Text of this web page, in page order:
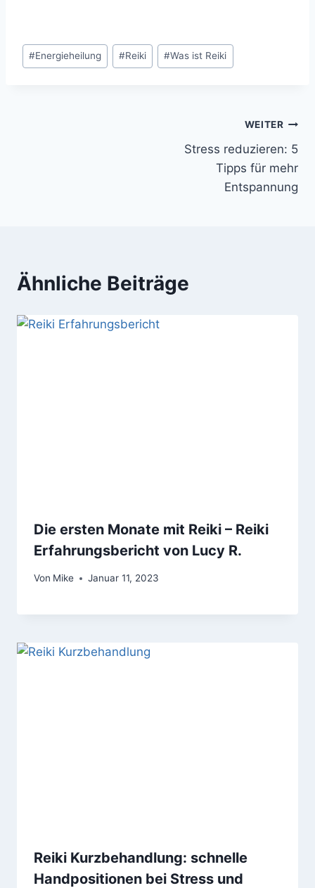
Schlagworte:
#Energieheilung #Reiki #Was ist Reiki
WEITER
Stress reduzieren: 5
Tipps für mehr
Entspannung
Ähnliche Beiträge
Die ersten Monate mit Reiki – Reiki
Erfahrungsbericht von Lucy R.
Von Mike Januar 11, 2023
Reiki Kurzbehandlung: schnelle
Handpositionen bei Stress und